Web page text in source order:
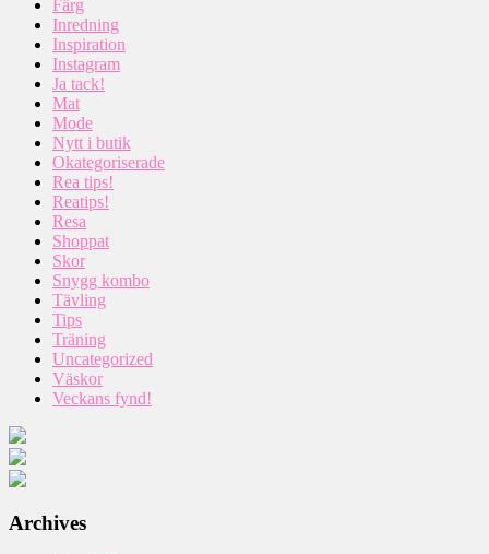
Färg
Inredning
Inspiration
Instagram
Ja tack!
Mat
Mode
Nytt i butik
Okategoriserade
Rea tips!
Reatips!
Resa
Shoppat
Skor
Snygg kombo
Tävling
Tips
Träning
Uncategorized
Väskor
Veckans fynd!
Archives